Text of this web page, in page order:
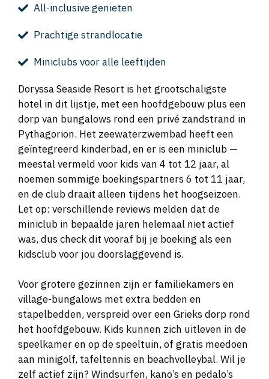
All-inclusive genieten
Prachtige strandlocatie
Miniclubs voor alle leeftijden
Doryssa Seaside Resort is het grootschaligste
hotel in dit lijstje, met een hoofdgebouw plus een
dorp van bungalows rond een privé zandstrand in
Pythagorion. Het zeewaterzwembad heeft een
geïntegreerd kinderbad, en er is een miniclub —
meestal vermeld voor kids van 4 tot 12 jaar, al
noemen sommige boekingspartners 6 tot 11 jaar,
en de club draait alleen tijdens het hoogseizoen.
Let op: verschillende reviews melden dat de
miniclub in bepaalde jaren helemaal niet actief
was, dus check dit vooraf bij je boeking als een
kidsclub voor jou doorslaggevend is.
Voor grotere gezinnen zijn er familiekamers en
village-bungalows met extra bedden en
stapelbedden, verspreid over een Grieks dorp rond
het hoofdgebouw. Kids kunnen zich uitleven in de
speelkamer en op de speeltuin, of gratis meedoen
aan minigolf, tafeltennis en beachvolleybal. Wil je
zelf actief zijn? Windsurfen, kano’s en pedalo’s